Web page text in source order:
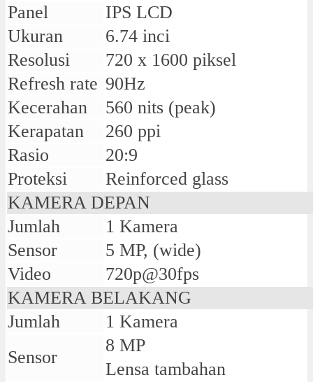
Panel
IPS LCD
Ukuran
6.74 inci
Resolusi
720 x 1600 piksel
Refresh rate 90Hz
Kecerahan
560 nits (peak)
Kerapatan
260 ppi
Rasio
20:9
Proteksi
Reinforced glass
KAMERA DEPAN
Jumlah
1 Kamera
Sensor
5 MP, (wide)
Video
720p@30fps
KAMERA BELAKANG
Jumlah
1 Kamera
Sensor
8 MP
Lensa tambahan